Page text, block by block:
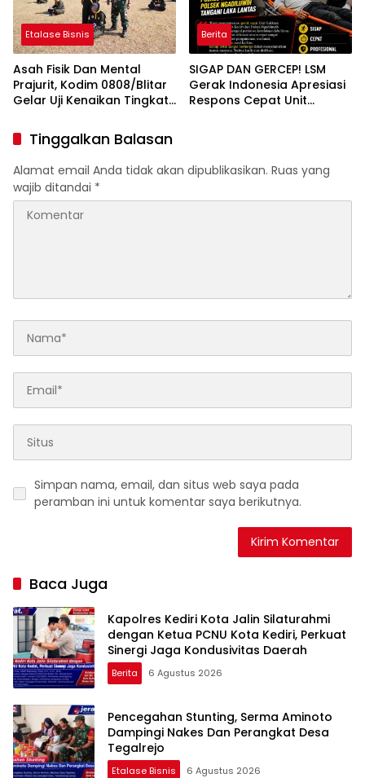
SENTOSA
Etalase Bisnis
Asah Fisik Dan Mental
Prajurit, Kodim 0808/Blitar
Gelar Uji Kenaikan Tingkat
Berita
SIGAP DAN GERCEP! LSM
Gerak Indonesia Apresiasi
Respons Cepat Unit
Penanganan Kecelakaan
Lalu Lintas
Tinggalkan Balasan
Alamat email Anda tidak akan dipublikasikan. Ruas yang
wajib ditandai *
Simpan nama, email, dan situs web saya pada
peramban ini untuk komentar saya berikutnya.
Baca Juga
Kapolres Kediri Kota Jalin Silaturahmi
dengan Ketua PCNU Kota Kediri, Perkuat
Sinergi Jaga Kondusivitas Daerah
Berita 6 Agustus 2026
Pencegahan Stunting, Serma Aminoto
Dampingi Nakes Dan Perangkat Desa
Tegalrejo
Etalase Bisnis 6 Agustus 2026